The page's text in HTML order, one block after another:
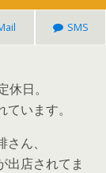
SMS
日。
います。
ん、
出店されてま